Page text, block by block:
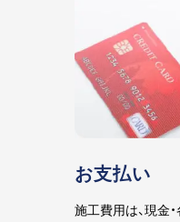
お支払い
施工費用は、現金